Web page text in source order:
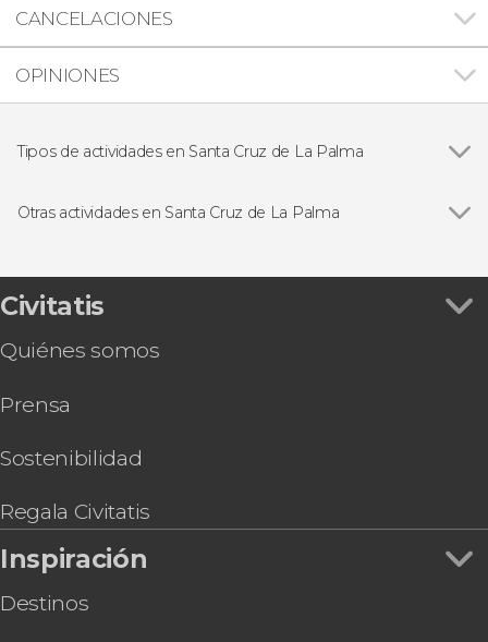
CANCELACIONES
OPINIONES
Tipos de actividades en Santa Cruz de La Palma
Senderismo / Trekking
Otras actividades en Santa Cruz de La Palma
Muchachos
Free tour por Santa Cruz de La Palma
Ferry a Tenerife
Civitatis
Quiénes somos
Prensa
Sostenibilidad
Regala Civitatis
Inspiración
Destinos